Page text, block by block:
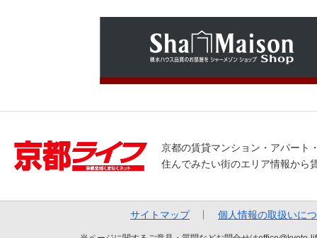
京都の賃貸マンション・アパート
住んでみたい街のエリア情報から
サイトマップ 個人情報の取扱いに